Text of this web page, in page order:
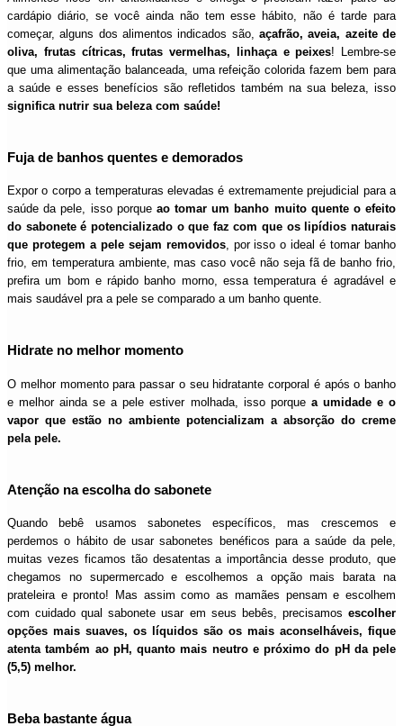
cardápio diário, se você ainda não tem esse hábito, não é tarde para
começar, alguns dos alimentos indicados são, açafrão, aveia, azeite de
oliva, frutas cítricas, frutas vermelhas, linhaça e peixes! Lembre-se
que uma alimentação balanceada, uma refeição colorida fazem bem para
a saúde e esses benefícios são refletidos também na sua beleza, isso
significa nutrir sua beleza com saúde!
Fuja de banhos quentes e demorados
Expor o corpo a temperaturas elevadas é extremamente prejudicial para a
saúde da pele, isso porque ao tomar um banho muito quente o efeito
do sabonete é potencializado o que faz com que os lipídios naturais
que protegem a pele sejam removidos, por isso o ideal é tomar banho
frio, em temperatura ambiente, mas caso você não seja fã de banho frio,
prefira um bom e rápido banho morno, essa temperatura é agradável e
mais saudável pra a pele se comparado a um banho quente.
Hidrate no melhor momento
O melhor momento para passar o seu hidratante corporal é após o banho
e melhor ainda se a pele estiver molhada, isso porque a umidade e o
vapor que estão no ambiente potencializam a absorção do creme
pela pele.
Atenção na escolha do sabonete
Quando bebê usamos sabonetes específicos, mas crescemos e
perdemos o hábito de usar sabonetes benéficos para a saúde da pele,
muitas vezes ficamos tão desatentas a importância desse produto, que
chegamos no supermercado e escolhemos a opção mais barata na
prateleira e pronto! Mas assim como as mamães pensam e escolhem
com cuidado qual sabonete usar em seus bebês, precisamos escolher
opções mais suaves, os líquidos são os mais aconselháveis, fique
atenta também ao pH, quanto mais neutro e próximo do pH da pele
(5,5) melhor.
Beba bastante água